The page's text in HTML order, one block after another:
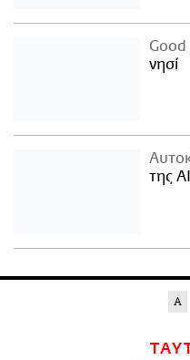
Good
νησί
της